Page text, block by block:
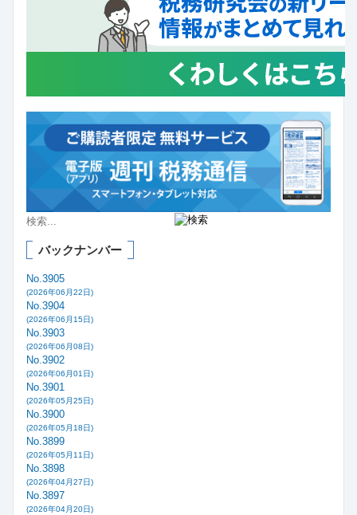
バックナンバー
No.3905
(2026年06月22日)
No.3904
(2026年06月15日)
No.3903
(2026年06月08日)
No.3902
(2026年06月01日)
No.3901
(2026年05月25日)
No.3900
(2026年05月18日)
No.3899
(2026年05月11日)
No.3898
(2026年04月27日)
No.3897
(2026年04月20日)